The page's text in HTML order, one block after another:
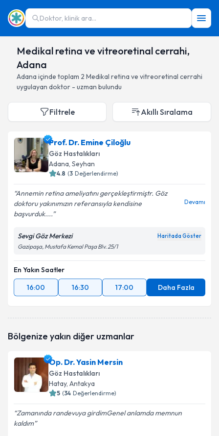
Doktor, klinik ara...
Medikal retina ve vitreoretinal cerrahi,
Adana
Adana içinde toplam 2 Medikal retina ve vitreoretinal cerrahi
uygulayan doktor - uzman bulundu
Filtrele Akıllı Sıralama
Prof. Dr. Emine Çiloğlu
Göz Hastalıkları
Adana, Seyhan
4.8 (3 Değerlendirme)
Annemin retina ameliyatını gerçekleştirmiştr. Göz
doktoru yakınımızın referansıyla kendisine
başvurduk....
Devamı
Sevgi Göz Merkezi Haritada Göster
Gazipaşa, Mustafa Kemal Paşa Blv. 25/1
En Yakın Saatler
16:00
16:30 17:00 Daha Fazla
Bölgenize yakın diğer uzmanlar
Op. Dr. Yasin Mersin
Göz Hastalıkları
Hatay, Antakya
5 (34 Değerlendirme)
Zamanında randevuya girdimGenel anlamda memnun
kaldım